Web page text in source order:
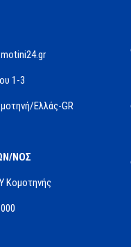
1-3
Ελλάς-GR
ΝΟΣ
Κομοτηνής